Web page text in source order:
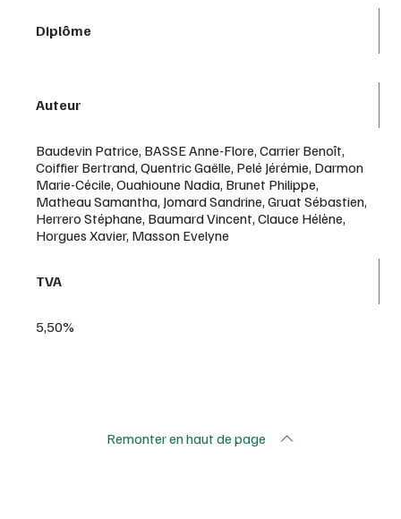
Diplôme
Auteur
Baudevin Patrice, BASSE Anne-Flore, Carrier Benoît,
Coiffier Bertrand, Quentric Gaëlle, Pelé Jérémie, Darmon
Marie-Cécile, Ouahioune Nadia, Brunet Philippe,
Matheau Samantha, Jomard Sandrine, Gruat Sébastien,
Herrero Stéphane, Baumard Vincent, Clauce Hélène,
Horgues Xavier, Masson Evelyne
TVA
5,50%
Remonter en haut de page